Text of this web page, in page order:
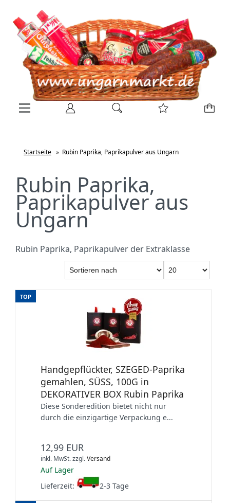
Startseite » Rubin Paprika, Paprikapulver aus Ungarn
Rubin Paprika,
Paprikapulver aus
Ungarn
Rubin Paprika, Paprikapulver der Extraklasse
TOP
Handgepflückter, SZEGED-Paprika
gemahlen, SÜSS, 100G in
DEKORATIVER BOX Rubin Paprika
Diese Sonderedition bietet nicht nur
durch die einzigartige Verpackung e...
12,99 EUR
inkl. MwSt.zzgl.Versand
Auf Lager
Lieferzeit:
2-3 Tage